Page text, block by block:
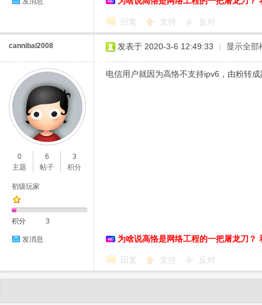
回复 支持 反对
cannibal2008
0
主题
6
帖子
3
积分
初级玩家
积分 3
发消息
发表于 2020-3-6 12:49:33 | 显示全部
电信用户就因为高恪不支持ipv6，由粉转
为啥说高恪是网络工程的一把屠龙刀？
回复 支持 反对